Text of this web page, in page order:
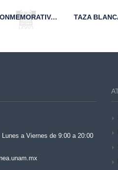
CORBATA CONMEMORATIVA DE LOS 95 AÑOS DE LA FCA
Lunes a Viernes de 9:00 a 20:00